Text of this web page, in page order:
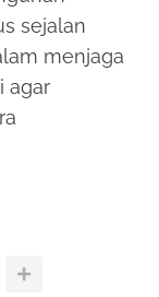
sejalan
menjaga
agar